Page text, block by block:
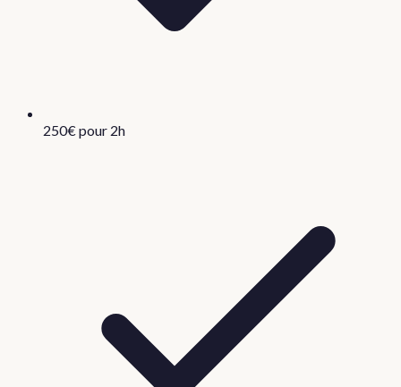
250€ pour 2h